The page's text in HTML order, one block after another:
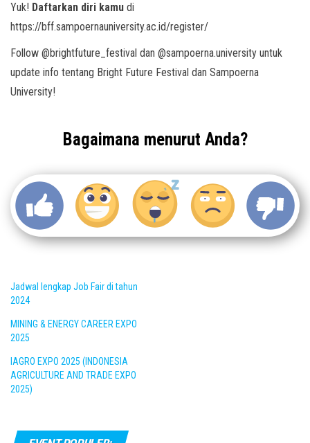
Yuk! Daftarkan diri kamu di
https://bff.sampoernauniversity.ac.id/register/
Follow @brightfuture_festival dan @sampoerna.university untuk
update info tentang Bright Future Festival dan Sampoerna
University!
Bagaimana menurut Anda?
Jadwal lengkap Job Fair di tahun
2024
MINING & ENERGY CAREER EXPO
2025
IAGRO EXPO 2025 (INDONESIA
AGRICULTURE AND TRADE EXPO
2025)